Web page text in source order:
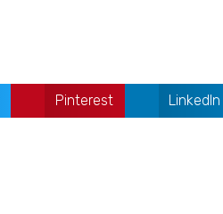
Pinterest LinkedIn